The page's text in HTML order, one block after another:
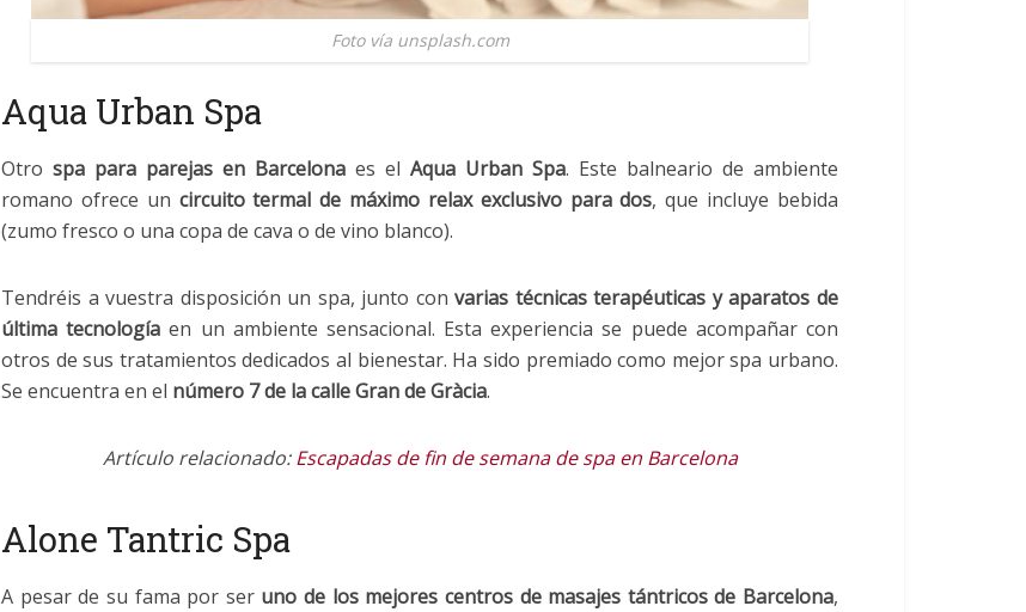
Foto vía unsplash.com
Aqua Urban Spa
Otro spa para parejas en Barcelona es el Aqua Urban Spa. Este balneario de ambiente
romano ofrece un circuito termal de máximo relax exclusivo para dos, que incluye bebida
(zumo fresco o una copa de cava o de vino blanco).
Tendréis a vuestra disposición un spa, junto convarias técnicas terapéuticas y aparatos de
última tecnología en un ambiente sensacional. Esta experiencia se puede acompañar con
otros de sus tratamientos dedicados al bienestar. Ha sido premiado como mejor spa urbano.
Se encuentra en el número 7 de la calle Gran de Gràcia.
Artículo relacionado:Escapadas de fin de semana de spa en Barcelona
Alone Tantric Spa
A pesar de su fama por seruno de los mejores centros de masajes tántricos de Barcelona,